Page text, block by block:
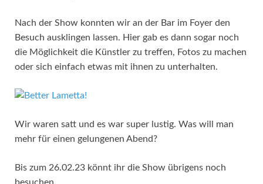
Nach der Show konnten wir an der Bar im Foyer den
Besuch ausklingen lassen. Hier gab es dann sogar noch
die Möglichkeit die Künstler zu treffen, Fotos zu machen
oder sich einfach etwas mit ihnen zu unterhalten.
Wir waren satt und es war super lustig. Was will man
mehr für einen gelungenen Abend?
Bis zum 26.02.23 könnt ihr die Show übrigens noch